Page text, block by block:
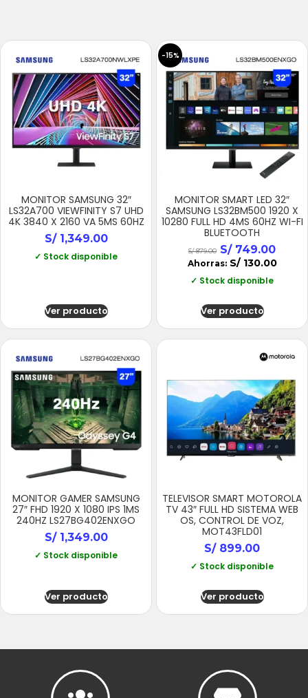
MONITOR SAMSUNG 32″
LS32A700 VIEWFINITY S7 UHD
4K 3840 X 2160 VA 5MS 60HZ
S/1,349.00
✓ Stock disponible
Ver producto
-15%
MONITOR SMART LED 32″
SAMSUNG LS32BM500 1920 X
10280 FULL HD 4MS 60HZ WI-FI
BLUETOOTH
S/879.00 S/749.00
Ahorras: S/130.00
✓ Stock disponible
Ver producto
MONITOR GAMER SAMSUNG
27″ FHD 1920 X 1080 IPS 1MS
240HZ LS27BG402ENXGO
S/1,349.00
✓ Stock disponible
Ver producto
TELEVISOR SMART MOTOROLA
TV 43″ FULL HD SISTEMA WEB
OS, CONTROL DE VOZ,
MOT43FLD01
S/899.00
✓ Stock disponible
Ver producto